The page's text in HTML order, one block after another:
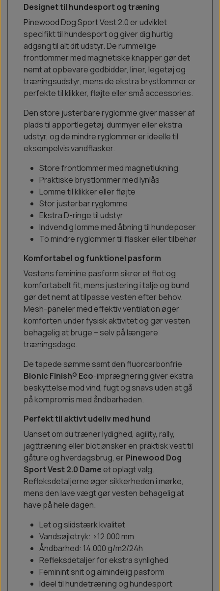
Designet til hundesport og træning
Pinewood Dog Sport Vest 2.0 er udviklet
specifikt til hundesport og giver dig hurtig
adgang til alt dit udstyr. De rummelige
frontlommer med magnetiske knapper gør det
nemt at opbevare godbidder, liner, legetøj og
træningsudstyr, mens de ekstra brystlommer er
perfekte til klikker, fløjte eller små accessories.
Den store justerbare ryglomme giver masser af
plads til apportlegetøj, dummyer eller ekstra
udstyr, og de mindre ryglommer er ideelle til
eksempelvis vandflasker.
Store frontlommer med magnetlukning
Praktiske brystlommer med lynlås
Lomme til klikker eller fløjte
Stor justerbar ryglomme
Ekstra D-ringe til udstyr
Indvendig lomme med åbning til hundeposer
To mindre ryglommer til flasker eller tilbehør
Komfortabel og funktionel pasform
Vestens feminine pasform sikrer et flot og
komfortabelt fit, mens justering i talje og bund
gør det nemt at tilpasse vesten efter behov.
Mesh-paneler med effektiv ventilation øger
komforten under fysisk aktivitet og gør vesten
behagelig at bruge – selv på længere
træningsdage.
De tapede sømme samt den fluorcarbonfrie
Bionic Finish® Eco-imprægnering giver ekstra
beskyttelse mod vind, fugt og snavs uden at gå
på kompromis med åndbarheden.
Perfekt til aktivt udeliv med hund
Uanset om du træner lydighed, agility, rally,
jagttræning eller blot ønsker en praktisk vest til
gåture og hverdagsbrug, erPinewood Dog
Sport Vest 2.0 Dame et oplagt valg.
Refleksdetaljerne øger sikkerheden i mørke,
mens den lave vægt gør vesten behagelig at
have på hele dagen.
Let og slidstærk kvalitet
Vandsøjletryk: >12.000 mm
Åndbarhed: 14.000 g/m2/24h
Refleksdetaljer for ekstra synlighed
Feminint snit og almindelig pasform
Ideel til hundetræning og hundesport